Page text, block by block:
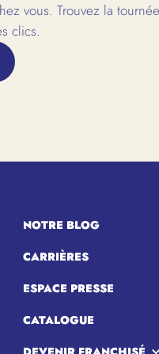
vous. Trouvez la
clics.
NOTRE BLOG
CARRIÈRES
ESPACE PRESSE
CATALOGUE